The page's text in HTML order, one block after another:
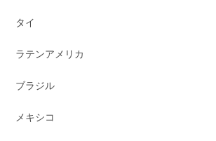
タイ
ラテンアメリカ
ブラジル
メキシコ